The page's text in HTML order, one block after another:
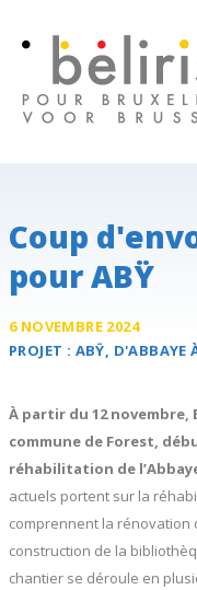
Coup
pour ABŸ
6 NOVEMBRE 2024
PROJET : ABŸ, D'ABBAYE
À partir du 12
commune de Forest,
réhabilitation de
actuels portent sur la
comprennent la rénovation
construction de la
chantier se déroule en